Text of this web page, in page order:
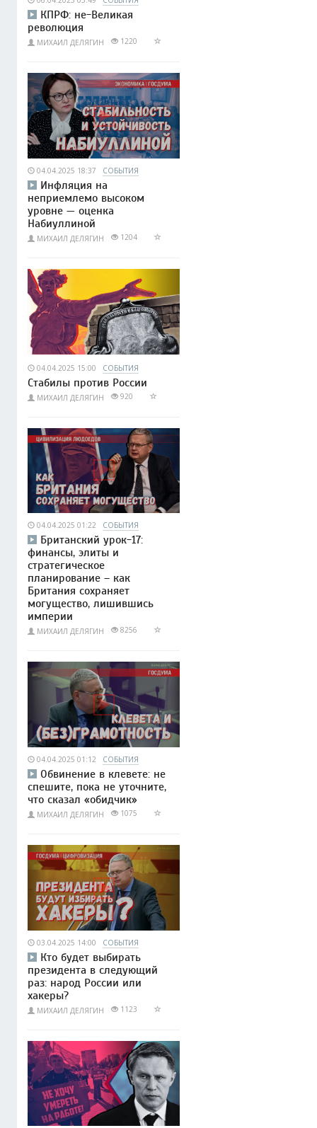
КПРФ: не-Великая
революция
МИХАИЛ ДЕЛЯГИН 1220
04.04.2025 18:37 СОБЫТИЯ
Инфляция на
неприемлемо высоком
уровне — оценка
Набиуллиной
МИХАИЛ ДЕЛЯГИН 1204
04.04.2025 15:00 СОБЫТИЯ
Стабилы против России
МИХАИЛ ДЕЛЯГИН 920
04.04.2025 01:22 СОБЫТИЯ
Британский урок-17:
финансы, элиты и
стратегическое
планирование – как
Британия сохраняет
могущество, лишившись
империи
МИХАИЛ ДЕЛЯГИН 8256
04.04.2025 01:12 СОБЫТИЯ
Обвинение в клевете: не
спешите, пока не уточните,
что сказал «обидчик»
МИХАИЛ ДЕЛЯГИН 1075
03.04.2025 14:00 СОБЫТИЯ
Кто будет выбирать
президента в следующий
раз: народ России или
хакеры?
МИХАИЛ ДЕЛЯГИН 1123